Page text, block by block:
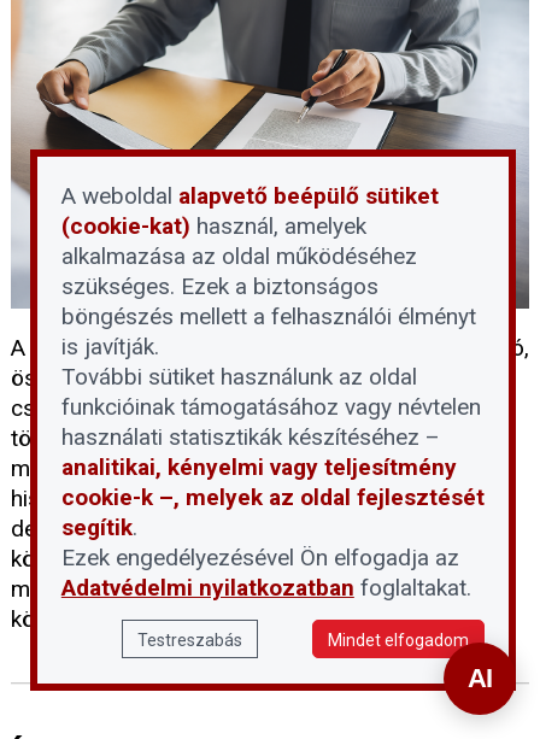
A devizahitelek rendezése hosszú évek óta húzódó,
összetett probléma, amely számtalan magyar
családot érint. A 2026 májusában benyújtott
törvényjavaslat első látásra megnyugtató
megoldást kínálhat a bajba jutott adósoknak,
hiszen hivatalból és soron kívül függesztené fel a
devizahiteles pereket. Érdemes azonban
közelebbről is megvizsgálni, hogy a felkínált
megoldások valóban minden érintett helyzetén
könnyítenek-e.
A weboldal alapvető beépülő sütiket
(cookie-kat) használ, amelyek
alkalmazása az oldal működéséhez
szükséges. Ezek a biztonságos
böngészés mellett a felhasználói élményt
is javítják.
További sütiket használunk az oldal
funkcióinak támogatásához vagy névtelen
használati statisztikák készítéséhez –
analitikai, kényelmi vagy teljesítmény
cookie-k –, melyek az oldal fejlesztését
segítik.
Ezek engedélyezésével Ön elfogadja az
Adatvédelmi nyilatkozatban foglaltakat.
Testreszabás Mindet elfogadom